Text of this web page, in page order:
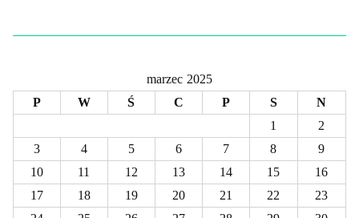
marzec 2025
P
W Ś C P S
N
1
2
3
4 5 6 7 8
9
10
11 12 13 14 15
16
17
18 19 20 21 22
23